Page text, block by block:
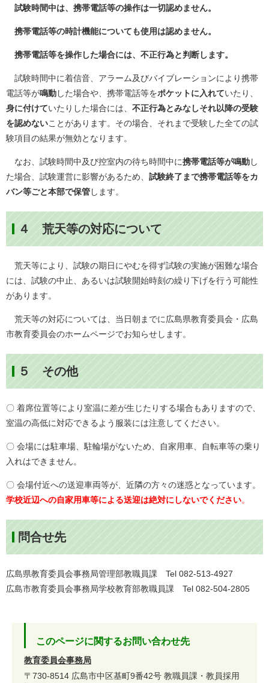
試験時間中は、携帯電話等の操作は一切認めません。
携帯電話等の時計機能についても使用は認めません。
携帯電話等を操作した場合には、不正行為と判断します。
試験時間中に着信音、アラーム及びバイブレーションにより携帯
電話等が鳴動した場合や、携帯電話等をポケットに入れていたり、
身に付けていたりした場合には、 不正行為とみなしそれ以降の受験
を認めないことがあります。その場合、それまで受験した全ての試
験項目の結果が無効となります。
なお、試験時間中及び控室内の待ち時間中に携帯電話等が鳴動し
た場合、試験運営に影響があるため、 試験終了まで携帯電話等をカ
バン等ごと本部で保管します。
４ 荒天等の対応について
荒天等により、試験の期日にやむを得ず試験の実施が困難な場合
には、試験の中止、あるいは試験開始時刻の繰り下げを行う可能性
があります。
荒天等の対応については、当日朝までに広島県教育委員会・広島
市教育委員会のホームページでお知らせします。
５ その他
〇 着席位置等により室温に差が生じたりする場合もありますので、
室温の高低に対応できるよう服装には注意してください。
〇 会場には駐車場、駐輪場がないため、自家用車、自転車等の乗り
入れはできません。
〇 会場付近への送迎車両等が、近隣の方々の迷惑となっています。
学校近辺への自家用車等による送迎は絶対にしないでください。
問合せ先
広島県教育委員会事務局管理部教職員課 Tel 082-513-4927
広島市教育委員会事務局学校教育部教職員課 Tel 082-504-2805
このページに関するお問い合わせ先
教育委員会事務局
〒730-8514 広島市中区基町9番42号 教職員課・教員採用